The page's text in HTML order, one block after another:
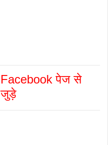
Facebook पेज से
जुड़े